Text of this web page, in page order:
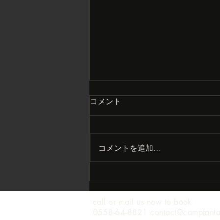
まさかの大打撃？
コメント
コメントを追加…
call or mail us now to book
0558-64-8821